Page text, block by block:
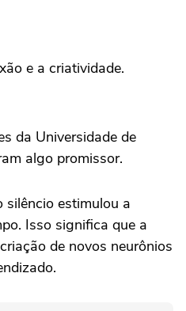
e a criatividade.
da Universidade de
algo promissor.
silêncio estimulou a
Isso significa que a
de novos neurônios